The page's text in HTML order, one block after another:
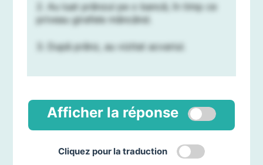
2. Au luat prânzul pe o bancă, în timp ce
priveau girafele mâncând.
3. După prânz, au vizitat acvariul.
Afficher la réponse
Cliquez pour la traduction